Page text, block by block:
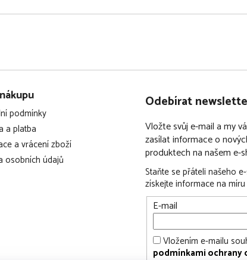
jednoduché a
podmínky
a platba
a vrácení zboží
osobních údajů
Odebírat
Vložte svůj e-mail a my
zasílat informace o
produktech na našem e-
Staňte se přáteli našeho
získejte informace na míru
E-mail
Vložením e-mailu
podmínkami ochrany